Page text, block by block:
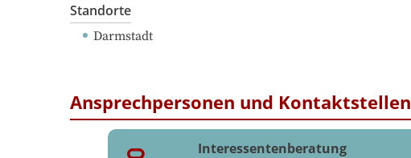
Standorte
Darmstadt
Ansprechpersonen und Kontaktstellen
Interessentenberatung